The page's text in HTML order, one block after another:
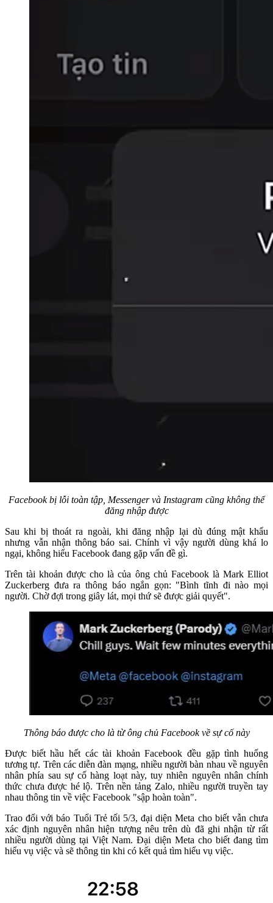
Facebook bị lỗi toàn tập, Messenger và Instagram cũng không thể
đăng nhập được
Sau khi bị thoát ra ngoài, khi đăng nhập lại dù đúng mật khẩu
nhưng vẫn nhận thông báo sai. Chính vì vậy người dùng khá lo
ngại, không hiểu Facebook đang gặp vấn đề gì.
Trên tài khoản được cho là của ông chủ Facebook là Mark Elliot
Zuckerberg đưa ra thông báo ngắn gọn: "Bình tĩnh đi nào mọi
người. Chờ đợi trong giây lát, mọi thứ sẽ được giải quyết".
Thông báo được cho là từ ông chủ Facebook về sự cố này
Được biết hầu hết các tài khoản Facebook đều gặp tình huống
tương tự. Trên các diễn đàn mạng, nhiều người bàn nhau về nguyên
nhân phía sau sự cố hàng loạt này, tuy nhiên nguyên nhân chính
thức chưa được hé lộ. Trên nền tảng Zalo, nhiều người truyền tay
nhau thông tin về việc Facebook "sập hoàn toàn".
Trao đổi với báo Tuổi Trẻ tối 5/3, đại diện Meta cho biết vẫn chưa
xác định nguyên nhân hiện tượng nêu trên dù đã ghi nhận từ rất
nhiều người dùng tại Việt Nam. Đại diện Meta cho biết đang tìm
hiểu vụ việc và sẽ thông tin khi có kết quả tìm hiểu vụ việc.